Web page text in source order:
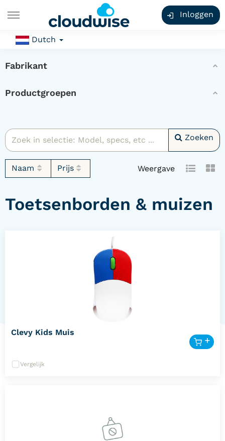
Inloggen
Dutch
Fabrikant
Productgroepen
Zoeken
Naam Prijs Weergave
Toetsenborden & muizen
Clevy Kids Muis
Vergelijk